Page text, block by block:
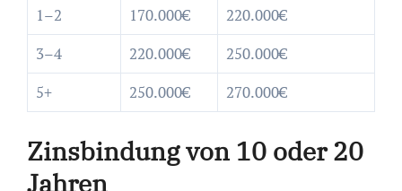
1–2 170.000€
220.000€
3–4
220.000€
250.000€
5+
250.000€ 270.000€
Zinsbindung von 10 oder 20
Jahren